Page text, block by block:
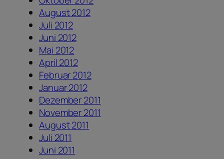
August 2012
Juli 2012
Juni 2012
Mai 2012
April 2012
Februar 2012
Januar 2012
Dezember 2011
November 2011
August 2011
Juli 2011
Juni 2011